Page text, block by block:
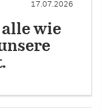
17.07.2026
wie